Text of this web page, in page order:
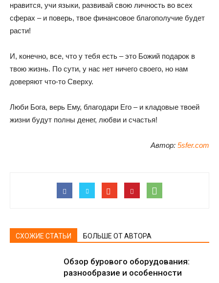
нравится, учи языки, развивай свою личность во всех
сферах – и поверь, твое финансовое благополучие будет
расти!
И, конечно, все, что у тебя есть – это Божий подарок в
твою жизнь. По сути, у нас нет ничего своего, но нам
доверяют что-то Сверху.
Люби Бога, верь Ему, благодари Его – и кладовые твоей
жизни будут полны денег, любви и счастья!
Автор: 5sfer.com
СХОЖИЕ СТАТЬИ БОЛЬШЕ ОТ АВТОРА
Обзор бурового оборудования:
разнообразие и особенности